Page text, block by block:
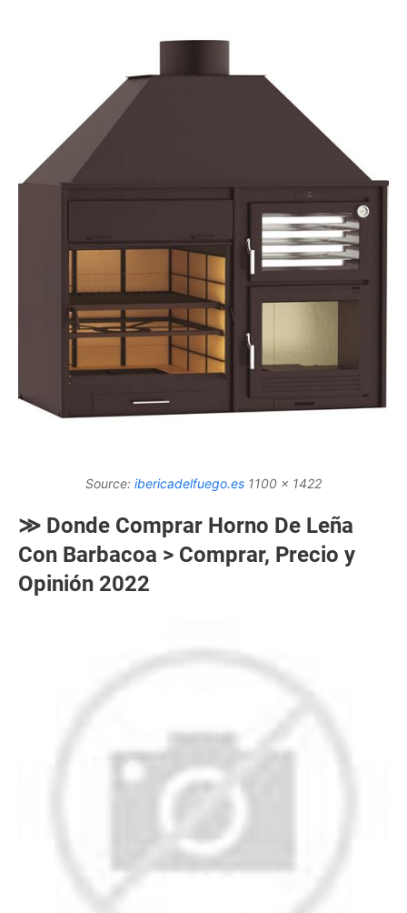
Source: ibericadelfuego.es 1100 x 1422
≫ Donde Comprar Horno De Leña
Con Barbacoa > Comprar, Precio y
Opinión 2022